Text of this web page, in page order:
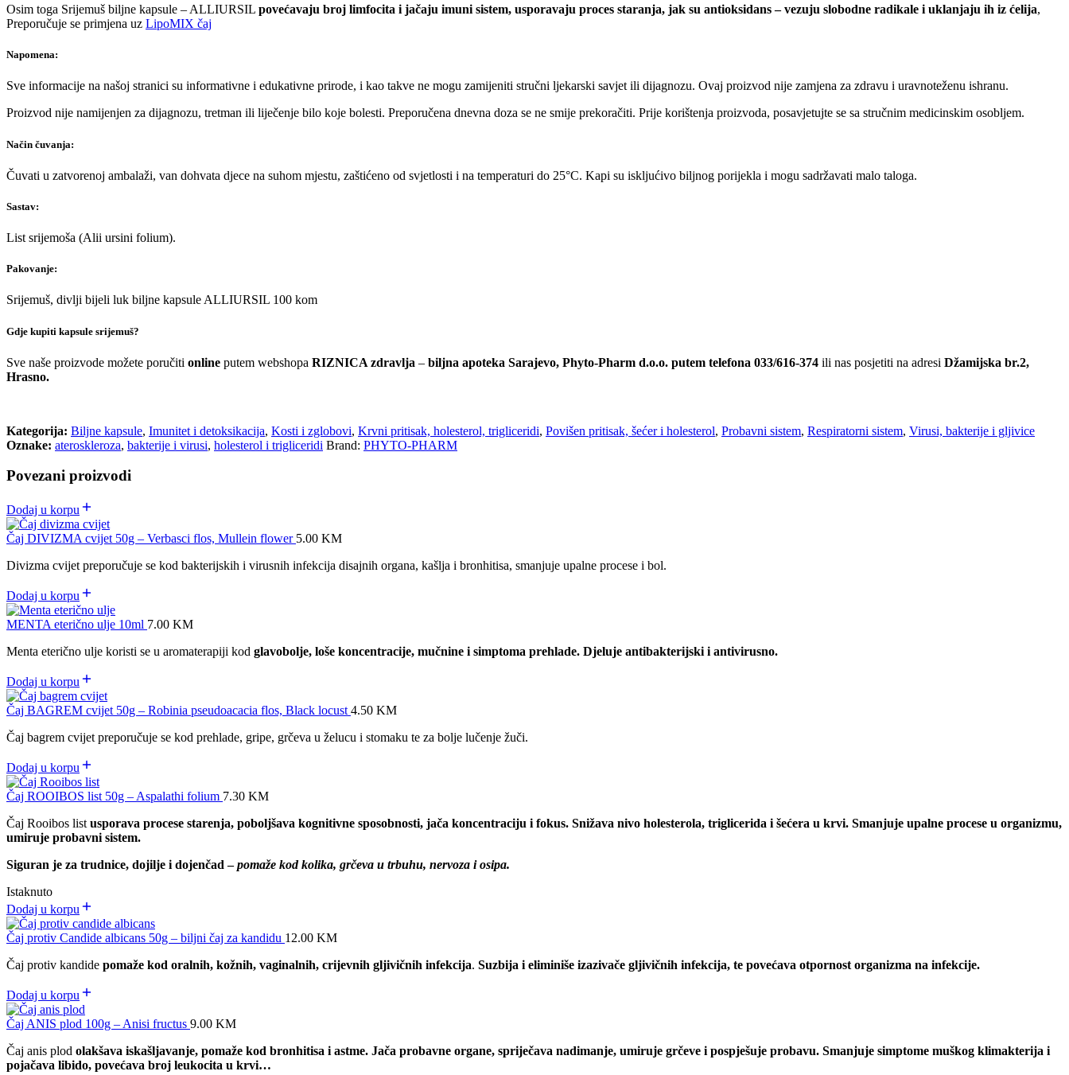
Osim toga Srijemuš biljne kapsule – ALLIURSIL povećavaju broj limfocita i jačaju imuni sistem, usporavaju proces staranja, jak su antioksidans – vezuju slobodne radikale i uklanjaju ih iz ćelija,
Preporučuje se primjena uz LipoMIX čaj
Napomena:
Sve informacije na našoj stranici su informativne i edukativne prirode, i kao takve ne mogu zamijeniti stručni ljekarski savjet ili dijagnozu. Ovaj proizvod nije zamjena za zdravu i uravnoteženu ishranu.
Proizvod nije namijenjen za dijagnozu, tretman ili liječenje bilo koje bolesti. Preporučena dnevna doza se ne smije prekoračiti. Prije korištenja proizvoda, posavjetujte se sa stručnim medicinskim osobljem.
Način čuvanja:
Čuvati u zatvorenoj ambalaži, van dohvata djece na suhom mjestu, zaštićeno od svjetlosti i na temperaturi do 25°C. Kapi su iskljućivo biljnog porijekla i mogu sadržavati malo taloga.
Sastav:
List srijemoša (Alii ursini folium).
Pakovanje:
Srijemuš, divlji bijeli luk biljne kapsule ALLIURSIL 100 kom
Gdje kupiti kapsule srijemuš?
Sve naše proizvode možete poručiti online putem webshopa RIZNICA zdravlja – biljna apoteka Sarajevo, Phyto-Pharm d.o.o. putem telefona 033/616-374 ili nas posjetiti na adresi Džamijska br.2,
Hrasno.
Kategorija: Biljne kapsule, Imunitet i detoksikacija, Kosti i zglobovi, Krvni pritisak, holesterol, trigliceridi, Povišen pritisak, šećer i holesterol, Probavni sistem, Respiratorni sistem, Virusi, bakterije i gljivice
Oznake: ateroskleroza, bakterije i virusi, holesterol i trigliceridi Brand: PHYTO-PHARM
Povezani proizvodi
Dodaj u korpu
Čaj DIVIZMA cvijet 50g – Verbasci flos, Mullein flower 5.00 KM
Divizma cvijet preporučuje se kod bakterijskih i virusnih infekcija disajnih organa, kašlja i bronhitisa, smanjuje upalne procese i bol.
Dodaj u korpu
MENTA eterično ulje 10ml 7.00 KM
Menta eterično ulje koristi se u aromaterapiji kod glavobolje, loše koncentracije, mučnine i simptoma prehlade. Djeluje antibakterijski i antivirusno.
Dodaj u korpu
Čaj BAGREM cvijet 50g – Robinia pseudoacacia flos, Black locust 4.50 KM
Čaj bagrem cvijet preporučuje se kod prehlade, gripe, grčeva u želucu i stomaku te za bolje lučenje žuči.
Dodaj u korpu
Čaj ROOIBOS list 50g – Aspalathi folium 7.30 KM
Čaj Rooibos list usporava procese starenja, poboljšava kognitivne sposobnosti, jača koncentraciju i fokus. Snižava nivo holesterola, triglicerida i šećera u krvi. Smanjuje upalne procese u organizmu,
umiruje probavni sistem.
Siguran je za trudnice, dojilje i dojenčad –pomaže kod kolika, grčeva u trbuhu, nervoza i osipa.
Istaknuto
Dodaj u korpu
Čaj protiv Candide albicans 50g – biljni čaj za kandidu 12.00 KM
Čaj protiv kandide pomaže kod oralnih, kožnih, vaginalnih, crijevnih gljivičnih infekcija. Suzbija i eliminiše izazivače gljivičnih infekcija, te povećava otpornost organizma na infekcije.
Dodaj u korpu
Čaj ANIS plod 100g – Anisi fructus 9.00 KM
Čaj anis plod olakšava iskašljavanje, pomaže kod bronhitisa i astme. Jača probavne organe, spriječava nadimanje, umiruje grčeve i pospješuje probavu. Smanjuje simptome muškog klimakterija i
pojačava libido, povećava broj leukocita u krvi…